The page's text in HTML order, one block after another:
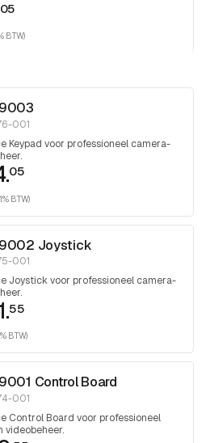
1 jaar, 30 dagen retentie, aanvulling
ACS Edge
05
BTW)
001
Keypad voor professioneel camera-
05
BTW)
Joystick
001
Joystick voor professioneel camera-
55
BTW)
Control Board
001
Control Board voor professioneel
videobeheer.